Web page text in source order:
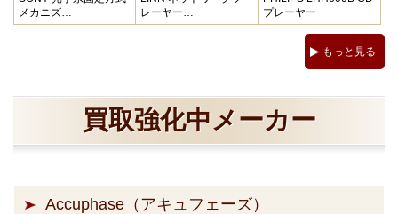
メカニズ…
レーヤー…
プレーヤー
もっと見る
買取強化中メーカー
Accuphase（アキュフェーズ）